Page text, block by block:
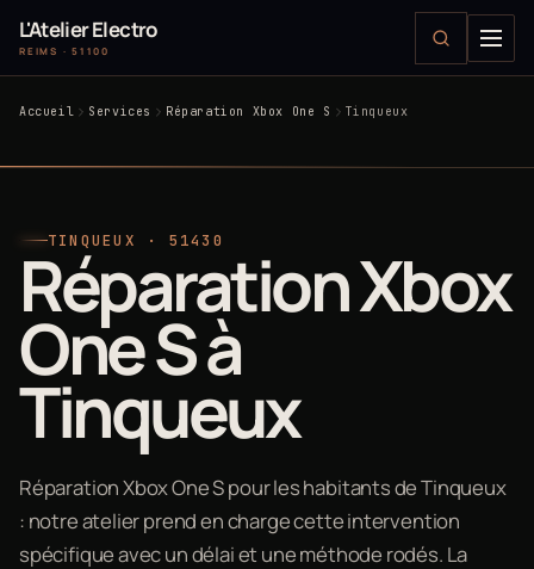
L'Atelier Electro
REIMS · 51100
Accueil Services Réparation Xbox One S Tinqueux
TINQUEUX · 51430
Réparation Xbox
One S à
Tinqueux
Réparation Xbox One S pour les habitants de Tinqueux
: notre atelier prend en charge cette intervention
spécifique avec un délai et une méthode rodés. La